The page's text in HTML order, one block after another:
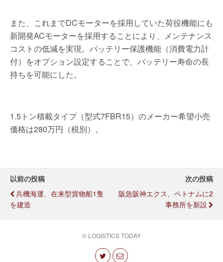
また、これまでDCモーターを採用していた荷役機能にも
新開発ACモーターを採用することにより、メンテナンス
コストの低減を実現。バッテリー保護機能（消費電力計
付）をオプション設定することで、バッテリー寿命の長
持ちを可能にした。
1.5トン積載タイプ（型式7FBR15）のメーカー希望小売
価格は280万円（税別）。
以前の投稿
兵機海運、在来型貨物船1隻
を建造
次の投稿
阪急阪神エクス、ベトナムに2
事務所を新設
© LOGISTICS TODAY